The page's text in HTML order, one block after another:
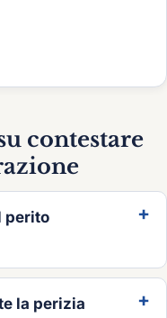
contestare
perito
la perizia